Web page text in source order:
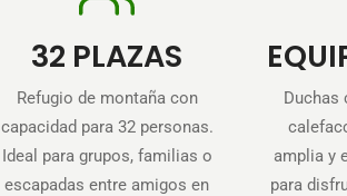
32 PLAZAS
Refugio de montaña con
capacidad para 32 personas.
Ideal para grupos, familias o
escapadas entre amigos en
Duchas
amplia y
para